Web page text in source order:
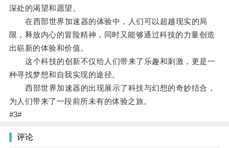
深处的渴望和愿望。
在西部世界加速器的体验中，人们可以超越现实的局
限，释放内心的冒险精神，同时又能够通过科技的力量创造
出崭新的体验和价值。
这个科技的创新不仅给人们带来了乐趣和刺激，更是一
种寻找梦想和自我实现的途径。
西部世界加速器的出现展示了科技与幻想的奇妙结合，
为人们带来了一段前所未有的体验之旅。
#3#
评论